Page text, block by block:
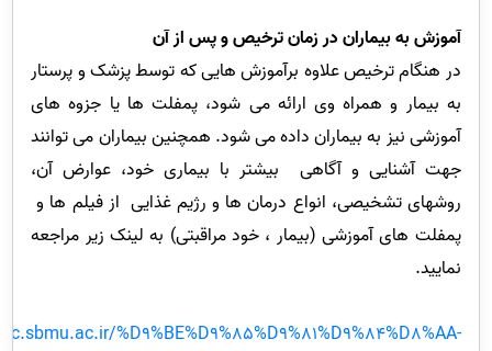
آموزش به بیماران در زمان ترخیص و پس از آن
در هنگام ترخیص علاوه برآموزش هایی که توسط پزشک و پرستار
به بیمار و همراه وی ارائه می شود، پمفلت ها یا جزوه های
آموزشی نیز به بیماران داده می شود. همچنین بیماران می توانند
جهت آشنایی و آگاهی بیشتر با بیماری خود، عوارض آن،
روشهای تشخیصی، انواع درمان ها و رژیم غذایی از فیلم ها و
پمفلت های آموزشی (بیمار ، خود مراقبتی) به لینک زیر مراجعه
نمایید.
%D9%BE%D9%85%D9%81%D9%84%D8%AA-